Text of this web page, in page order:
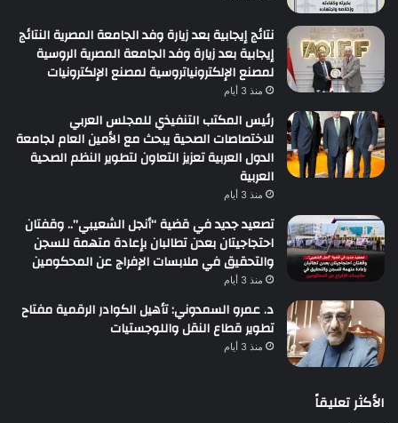
نتائج إيجابية بعد زيارة وفد الجامعة المصرية النتائج
إيجابية بعد زيارة وفد الجامعة المصرية الروسية
لمصنع الإلكترونياتروسية لمصنع الإلكترونيات
منذ 3 أيام
رئيس المكتب التنفيذي للمجلس العربي
للاختصاصات الصحية يبحث مع الأمين العام لجامعة
الدول العربية تعزيز التعاون لتطوير النظم الصحية
العربية
منذ 3 أيام
تصعيد جديد في قضية “أنجل الشعيبي”.. وقفتان
احتجاجيتان بعدن تطالبان بإعادة متهمة للسجن
والتحقيق في ملابسات الإفراج عن المحكومين
منذ 3 أيام
د. عمرو السمدوني: تأهيل الكوادر الرقمية مفتاح
تطوير قطاع النقل واللوجستيات
منذ 3 أيام
الأكثر تعليقاً